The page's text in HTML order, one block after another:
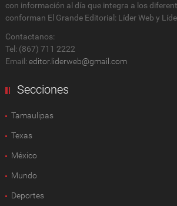
con información al día que integra a los
conforman El Grande Editorial: Líder Web y
Contactanos:
Tel: (867) 711 2222
Email: editor.liderweb@gmail.com
Secciones
Tamaulipas
Texas
México
Mundo
Deportes